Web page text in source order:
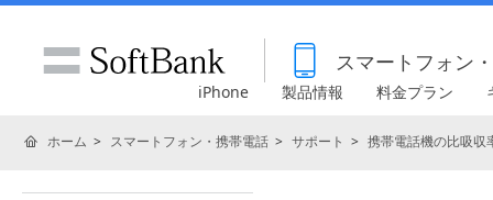
スマートフォン
iPhone 製品情報 料金プラン
ホーム スマートフォン・携帯電話 サポート 携帯電話機の比吸収